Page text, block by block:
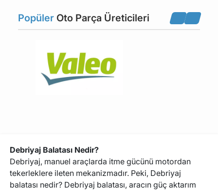
Debriyaj Üst Merkezi Debriyaj Volanı
Hidrolik Debriyaj
Rulmanı
Popüler Oto Parça Üreticileri
Debriyaj Balatası Nedir?
Debriyaj, manuel araçlarda itme gücünü motordan
tekerleklere ileten mekanizmadır. Peki, Debriyaj
balatası nedir? Debriyaj balatası, aracın güç aktarım